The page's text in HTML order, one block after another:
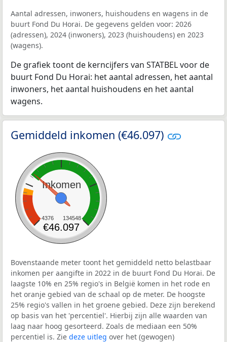
Aantal adressen, inwoners, huishoudens en wagens in de
buurt Fond Du Horai. De gegevens gelden voor: 2026
(adressen), 2024 (inwoners), 2023 (huishoudens) en 2023
(wagens).
De grafiek toont de kerncijfers van STATBEL voor de
buurt Fond Du Horai: het aantal adressen, het aantal
inwoners, het aantal huishoudens en het aantal
wagens.
Gemiddeld inkomen (€46.097)
Inkomen
4376 134548
€46.097
Bovenstaande meter toont het gemiddeld netto belastbaar
inkomen per aangifte in 2022 in de buurt Fond Du Horai. De
laagste 10% en 25% regio's in België komen in het rode en
het oranje gebied van de schaal op de meter. De hoogste
25% regio's vallen in het groene gebied. Deze zijn berekend
op basis van het 'percentiel'. Hierbij zijn alle waarden van
laag naar hoog gesorteerd. Zoals de mediaan een 50%
percentiel is. Zie deze uitleg over het (gewogen)